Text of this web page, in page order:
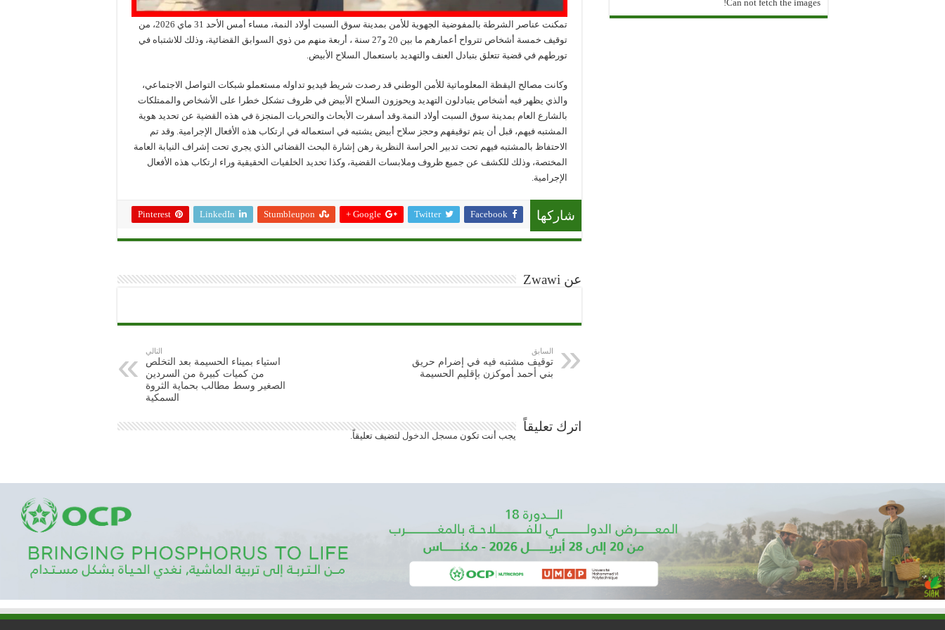
تمكنت عناصر الشرطة بالمفوضية الجهوية للأمن بمدينة سوق السبت أولاد النمة، مساء أمس الأحد 31 ماي 2026، من
توقيف خمسة أشخاص تترواح أعمارهم ما بين 20 و27 سنة ، أربعة منهم من ذوي السوابق القضائية، وذلك للاشتباه في
تورطهم في قضية تتعلق بتبادل العنف والتهديد باستعمال السلاح الأبيض.
وكانت مصالح اليقظة المعلوماتية للأمن الوطني قد رصدت شريط فيديو تداوله مستعملو شبكات التواصل الاجتماعي،
والذي يظهر فيه أشخاص يتبادلون التهديد ويحوزون السلاح الأبيض في ظروف تشكل خطرا على الأشخاص والممتلكات
بالشارع العام بمدينة سوق السبت أولاد النمة.وقد أسفرت الأبحاث والتحريات المنجزة في هذه القضية عن تحديد هوية
المشتبه فيهم، قبل أن يتم توقيفهم وحجز سلاح أبيض يشتبه في استعماله في ارتكاب هذه الأفعال الإجرامية. وقد تم
الاحتفاظ بالمشتبه فيهم تحت تدبير الحراسة النظرية رهن إشارة البحث القضائي الذي يجري تحت إشراف النيابة العامة
المختصة، وذلك للكشف عن جميع ظروف وملابسات القضية، وكذا تحديد الخلفيات الحقيقية وراء ارتكاب هذه الأفعال
الإجرامية.
شاركها Facebook
Twitter
Google +
Stumbleupon
LinkedIn
Pinterest
عن Zwawi
السابق
توقيف مشتبه فيه في إضرام حريق
بني أحمد أموكزن بإقليم الحسيمة
التالي
استياء بميناء الحسيمة بعد التخلص
من كميات كبيرة من السردين
الصغير وسط مطالب بحماية الثروة
السمكية
اترك تعليقاً
يجب أنت تكون مسجل الدخول لتضيف تعليقاً.
Can not fetch the images!